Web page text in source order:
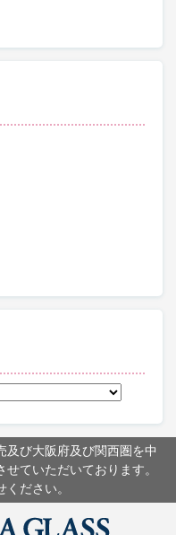
及び大阪府及び関西圏を中
ていただいております。
ださい。